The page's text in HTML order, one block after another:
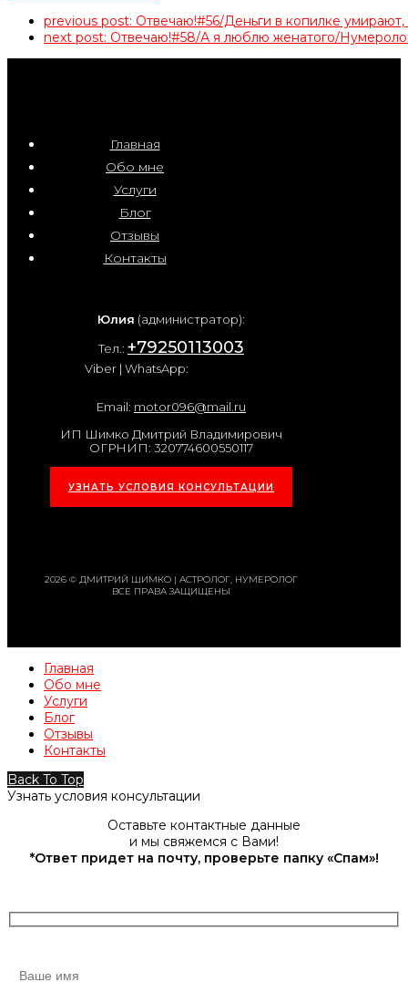
previous post: Отвечаю!#56/Деньги в копилке
next post: Отвечаю!#58/А я люблю женатого/
Главная
Обо мне
Услуги
Блог
Отзывы
Контакты
Юлия (администратор):
Тел.: +79250113003
Viber | WhatsApp:
Email: motor096@mail.ru
ИП Шимко Дмитрий Владимирович
ОГРНИП: 320774600550117
УЗНАТЬ УСЛОВИЯ КОНСУЛЬТАЦИИ
2026 © ДМИТРИЙ ШИМКО | АСТРОЛОГ, НУМЕРОЛОГ
ВСЕ ПРАВА ЗАЩИЩЕНЫ
Главная
Обо мне
Услуги
Блог
Отзывы
Контакты
Back To Top
Узнать условия консультации
Оставьте контактные данные
и мы свяжемся с Вами!
*Ответ придет на почту, проверьте папку «Спам»!